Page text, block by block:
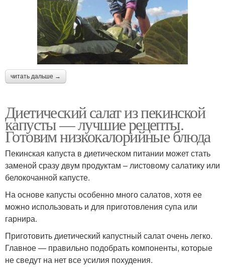
читать дальше →
Диетический салат из пекинской
капусты — лучшие рецепты.
Готовим низкокалорийные блюда
Пекинская капуста в диетическом питании может стать
заменой сразу двум продуктам – листовому салатику или
белокочанной капусте.
На основе капусты особенно много салатов, хотя ее
можно использовать и для приготовления супа или
гарнира.
Приготовить диетический капустный салат очень легко.
Главное — правильно подобрать компоненты, которые
не сведут на нет все усилия похудения.